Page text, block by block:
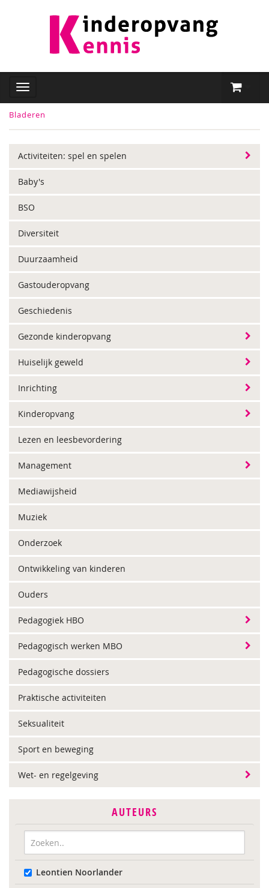
Bladeren
Activiteiten: spel en spelen
Baby's
BSO
Diversiteit
Duurzaamheid
Gastouderopvang
Geschiedenis
Gezonde kinderopvang
Huiselijk geweld
Inrichting
Kinderopvang
Lezen en leesbevordering
Management
Mediawijsheid
Muziek
Onderzoek
Ontwikkeling van kinderen
Ouders
Pedagogiek HBO
Pedagogisch werken MBO
Pedagogische dossiers
Praktische activiteiten
Seksualiteit
Sport en beweging
Wet- en regelgeving
AUTEURS
Leontien Noorlander